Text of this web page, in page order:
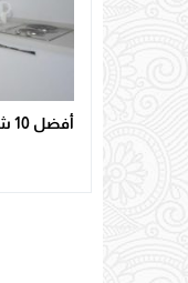
أفضل 10 شقق فندقية في تونس العاصمة لعام 2025